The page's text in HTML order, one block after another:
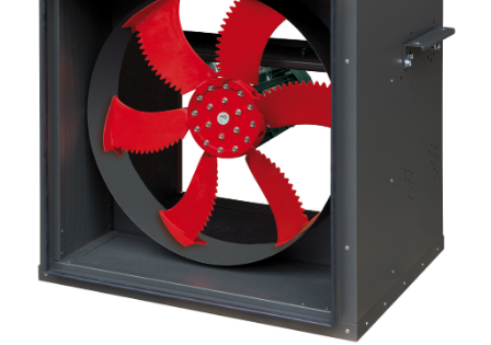
Lighting and Electrical
Equipment
Complete solutions in lighting and electrical
material for each project and need